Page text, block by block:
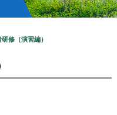
修（演習編）